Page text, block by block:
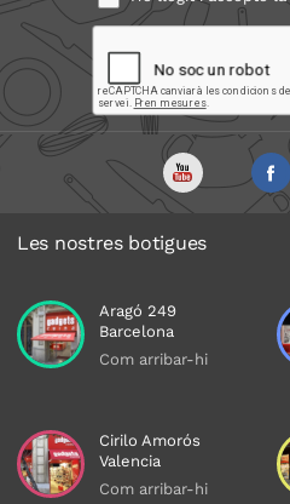
Les nostres botigues
Aragó 249
Barcelona
Com arribar-hi
Cirilo Amorós
Valencia
Com arribar-hi